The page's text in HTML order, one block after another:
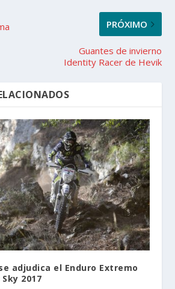
PRÓXIMO
Guantes de invierno
Identity Racer de Hevik
adjudica el Enduro Extremo
2017